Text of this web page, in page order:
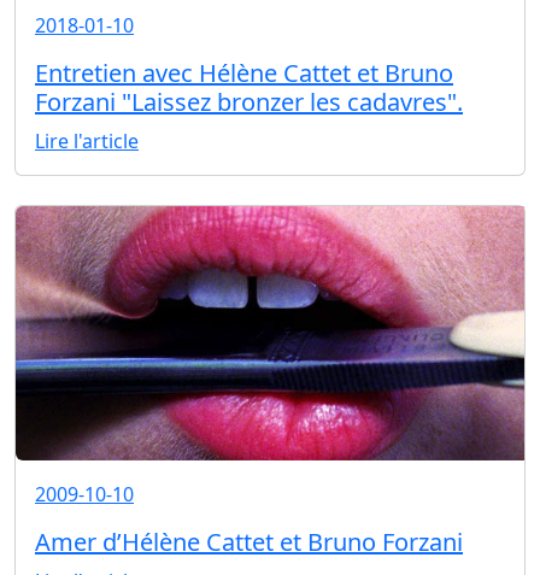
2018-01-10
Entretien avec Hélène Cattet et Bruno
Forzani "Laissez bronzer les cadavres".
Lire l'article
2009-10-10
Amer d’Hélène Cattet et Bruno Forzani